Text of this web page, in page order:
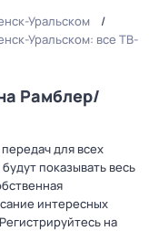
Уральском
Уральском: все ТВ-
Рамблер/
для всех
показывать весь
интересных
на